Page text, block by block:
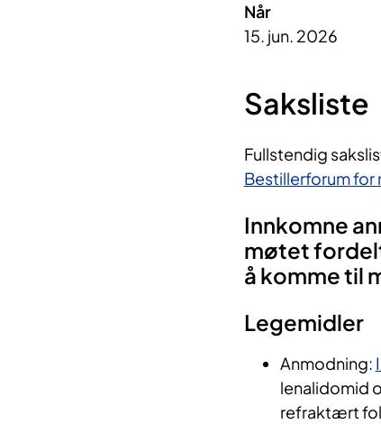
Når
15. jun. 2026
Saksliste
Fullstendig
Bestillerforum for
Innkomne
møtet
å komme til
Legemidler
Anmodning:
lenalidomid
refraktært